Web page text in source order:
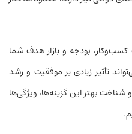
بودجه و بازار هدف شما
تأثیر زیادی بر موفقیت و رشد
بهتر این گزینه‌ها، ویژگی‌ها